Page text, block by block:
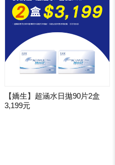
【嬌生】超涵水日拋90片2盒
3,199元